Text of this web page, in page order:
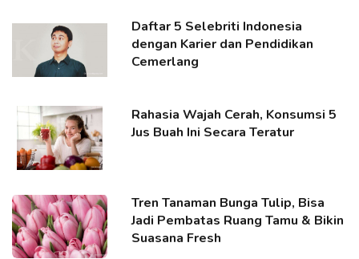
Daftar 5 Selebriti Indonesia
dengan Karier dan Pendidikan
Cemerlang
Rahasia Wajah Cerah, Konsumsi 5
Jus Buah Ini Secara Teratur
Tren Tanaman Bunga Tulip, Bisa
Jadi Pembatas Ruang Tamu & Bikin
Suasana Fresh